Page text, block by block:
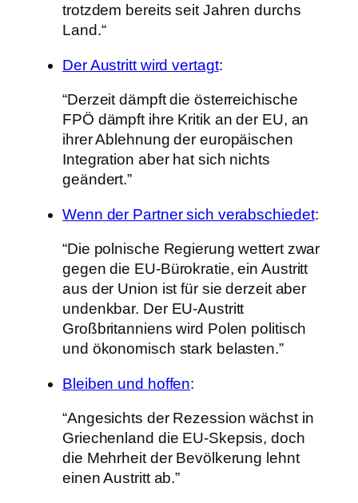
trotzdem bereits seit Jahren durchs
Land.“
Der Austritt wird vertagt:
“Derzeit dämpft die österreichische
FPÖ dämpft ihre Kritik an der EU, an
ihrer Ablehnung der europäischen
Integration aber hat sich nichts
geändert.”
Wenn der Partner sich verabschiedet:
“Die polnische Regierung wettert zwar
gegen die EU-Bürokratie, ein Austritt
aus der Union ist für sie derzeit aber
undenkbar. Der EU-Austritt
Großbritanniens wird Polen politisch
und ökonomisch stark belasten.”
Bleiben und hoffen:
“Angesichts der Rezession wächst in
Griechenland die EU-Skepsis, doch
die Mehrheit der Bevölkerung lehnt
einen Austritt ab.”